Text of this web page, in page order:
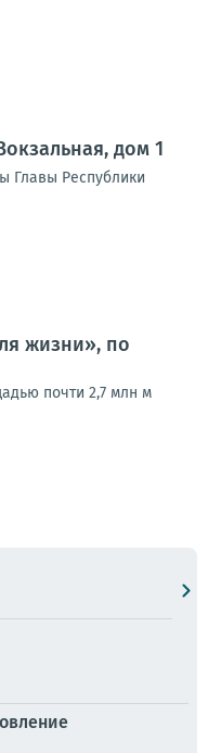
дом 1
Главы Республики
жизни», по
почти 2,7 млн м